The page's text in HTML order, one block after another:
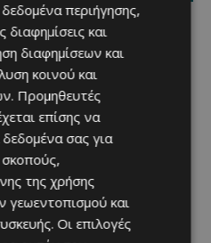
ΜΈΝΟΥΜΕ ΚΎΠΡΟ
Τα Λεύκαρα
ετοιμάζονται για μία
βραδιά γεμάτη street
food, μουσική και
καλοκαιρινή διάθεση
Μία από τις πιο γευστικές
εκδηλώσεις του καλοκαιριού
επιστρέφει στα Λεύκαρα,
προσκαλώντας μικρούς και
μεγάλους να απολαύσουν
μοναδικές...
περιήγησης,
διαφημίσεις και
διαφημίσεων και
κοινού και
Προμηθευτές
επίσης να
σας για
της χρήσης
γεωεντοπισμού και
Οι επιλογές